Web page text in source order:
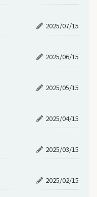
2025/07/15
2025/06/15
2025/05/15
2025/04/15
2025/03/15
2025/02/15